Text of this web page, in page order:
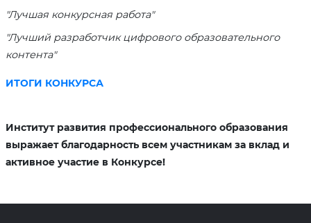
"Лучшая конкурсная работа"
"Лучший разработчик цифрового образовательного
контента"
ИТОГИ КОНКУРСА
Институт развития профессионального образования
выражает благодарность всем участникам за вклад и
активное участие в Конкурсе!